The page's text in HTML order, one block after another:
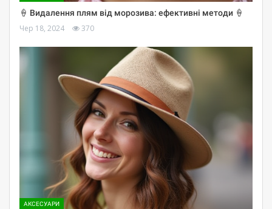
🍦 Видалення плям від морозива: ефективні методи 🍦
Чер 18, 2024 370
АКСЕСУАРИ